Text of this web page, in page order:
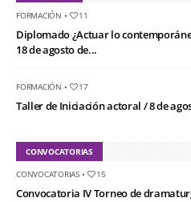
FORMACIÓN • 11
Diplomado ¿Actuar lo
18 de agosto de...
FORMACIÓN • 17
Taller de Iniciación actoral / 8 de
CONVOCATORIAS
CONVOCATORIAS• 15
Convocatoria IV Torneo de